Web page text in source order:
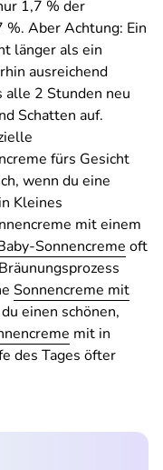
1,7 % der
%. Aber Achtung: Ein
länger als ein
ausreichend
alle 2 Stunden neu
Schatten auf.
fürs Gesicht
wenn du eine
Kleines
mit einem
Sonnencreme oft
Sonnencreme mit
einen schönen,
mit in
des Tages öfter